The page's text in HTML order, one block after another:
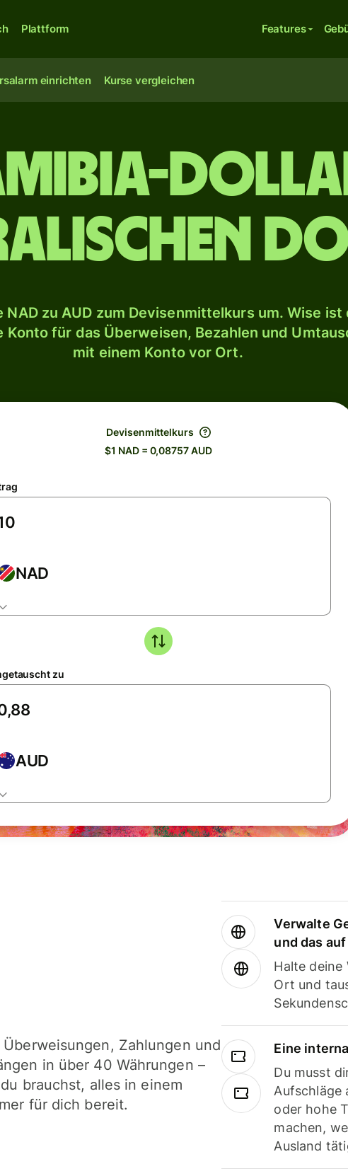
Plattform Features
einrichten Kurse vergleichen
NAD zu AUD zum Devisenmittelkurs um. Wise ist
Konto für das Überweisen, Bezahlen und
mit einem Konto vor Ort.
Devisenmittelkurs
$1 NAD = 0,08757 AUD
NAD
zu
AUD
Zahlungen und
in über 40 Währungen –
brauchst, alles in einem
für dich bereit.
Verwalte
und das
Halte deine
Ort und
Eine
Du musst
Aufschläge
oder hohe
machen,
Ausland